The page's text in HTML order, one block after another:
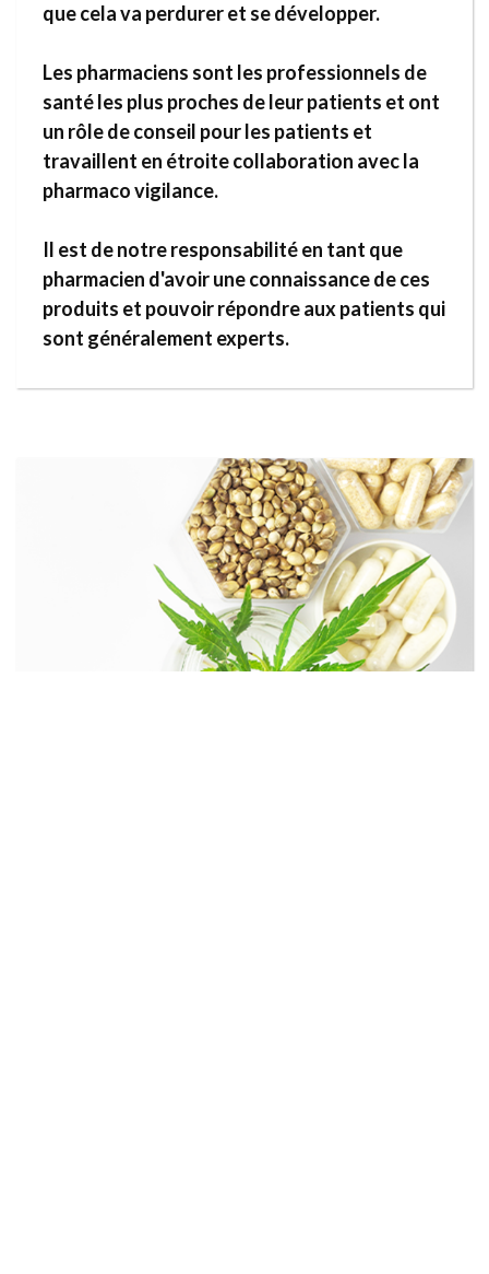
que cela va perdurer et se développer.
Les pharmaciens sont les professionnels de
santé les plus proches de leur patients et ont
un rôle de conseil pour les patients et
travaillent en étroite collaboration avec la
pharmaco vigilance.
Il est de notre responsabilité en tant que
pharmacien d'avoir une connaissance de ces
produits et pouvoir répondre aux patients qui
sont généralement experts.